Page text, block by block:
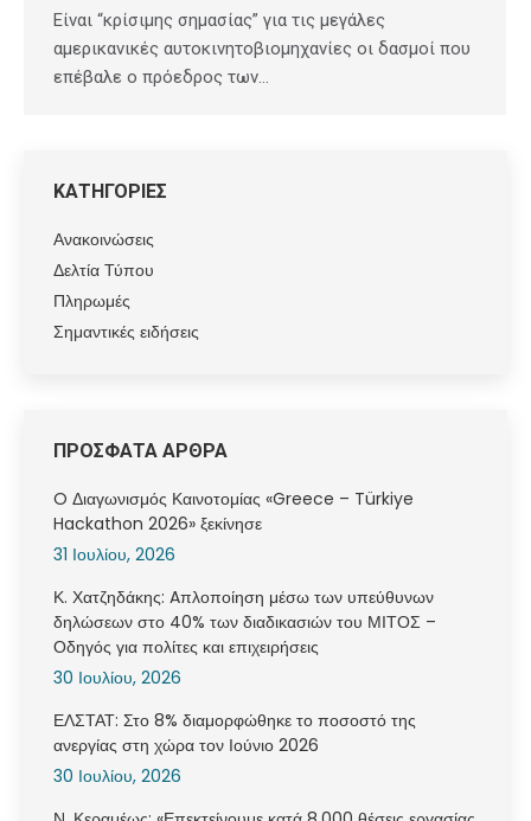
Είναι “κρίσιμης σημασίας” για τις μεγάλες
αμερικανικές αυτοκινητοβιομηχανίες οι δασμοί που
επέβαλε ο πρόεδρος των…
ΚΑΤΗΓΟΡΙΕΣ
Ανακοινώσεις
Δελτία Τύπου
Πληρωμές
Σημαντικές ειδήσεις
ΠΡΟΣΦΑΤΑ ΑΡΘΡΑ
O Διαγωνισμός Καινοτομίας «Greece – Türkiye
Hackathon 2026» ξεκίνησε
31 Ιουλίου, 2026
Κ. Χατζηδάκης: Aπλοποίηση μέσω των υπεύθυνων
δηλώσεων στο 40% των διαδικασιών του ΜΙΤΟΣ –
Οδηγός για πολίτες και επιχειρήσεις
30 Ιουλίου, 2026
ΕΛΣΤΑΤ: Στο 8% διαμορφώθηκε το ποσοστό της
ανεργίας στη χώρα τον Ιούνιο 2026
30 Ιουλίου, 2026